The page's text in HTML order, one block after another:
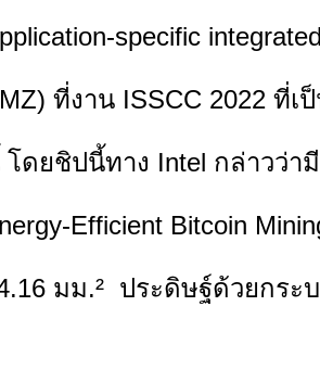
specific
ที่งาน ISSCC 2022 ที่เ
ดยชิปนี้ทาง Intel กล่าวว่า
Efficient Bitcoin
มม.² ประดิษฐ์ด้วยกระ